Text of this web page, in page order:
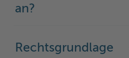
an?
Rechtsgrundlage